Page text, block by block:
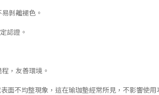
剝離褪色。
認證。
，友善環境。
面不均整現象，這在瑜珈墊經常所見，不影響使用